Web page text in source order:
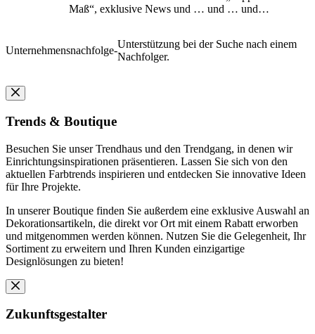
Maß“, exklusive News und … und … und…
Unternehmensnachfolge-
Unterstützung bei der Suche nach einem
Nachfolger.
Trends & Boutique
Besuchen Sie unser Trendhaus und den Trendgang, in denen wir
Einrichtungsinspirationen präsentieren. Lassen Sie sich von den
aktuellen Farbtrends inspirieren und entdecken Sie innovative Ideen
für Ihre Projekte.
In unserer Boutique finden Sie außerdem eine exklusive Auswahl an
Dekorationsartikeln, die direkt vor Ort mit einem Rabatt erworben
und mitgenommen werden können. Nutzen Sie die Gelegenheit, Ihr
Sortiment zu erweitern und Ihren Kunden einzigartige
Designlösungen zu bieten!
Zukunftsgestalter